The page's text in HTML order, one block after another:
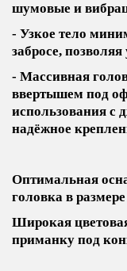
шумовые и
- Узкое тело
забросе,
- Массивная
ввертышем под
использования с
надёжное
Оптимальная
головка в
Широкая
приманку под